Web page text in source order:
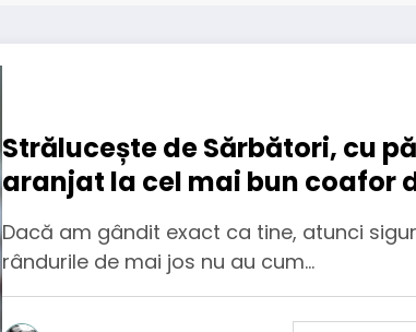
Strălucește de Sărbători, cu
aranjat la cel mai bun coafor
Brașov
Dacă am gândit exact ca tine, atunci sigur
rândurile de mai jos nu au cum…